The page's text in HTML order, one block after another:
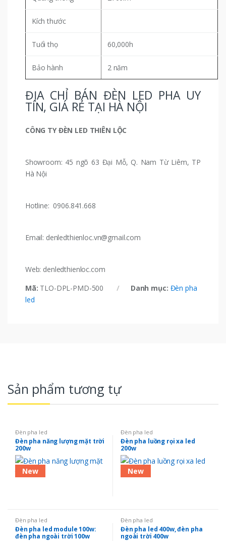
Kích thước
Tuổi thọ 60,000h
Bảo hành 2 năm
ĐỊA CHỈ BÁN ĐÈN LED PHA UY
TÍN, GIÁ RẺ TẠI HÀ NỘI
CÔNG TY ĐÈN LED THIÊN LỘC
Showroom: 45 ngõ 63 Đại Mỗ, Q. Nam Từ Liêm, TP
Hà Nội
Hotline: 0906.841.668
Email: denledthienloc.vn@gmail.com
Web: denledthienloc.com
Mã: TLO-DPL-PMD-500 Danh mục: Đèn pha
led
Sản phẩm tương tự
New
Đèn pha led
Đèn pha năng lượng mặt trời
200w
New
Đèn pha led
Đèn pha luồng rọi xa led
200w
Đèn pha led
Đèn pha led module 100w:
đèn pha ngoài trời 100w
Đèn pha led
Đèn pha led 400w, đèn pha
ngoài trời 400w